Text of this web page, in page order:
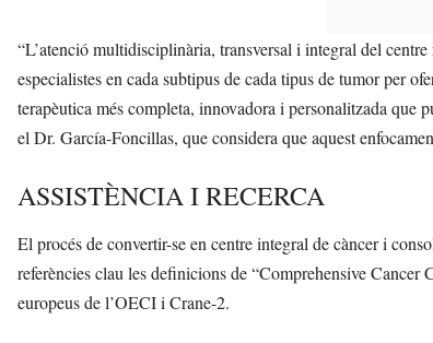
“L’atenció multidisciplinària, transversal i integral del
especialistes en cada subtipus de cada tipus de tumor per
terapèutica més completa, innovadora i personalitzada que
el Dr. García-Foncillas, que considera que aquest
ASSISTÈNCIA I RECERCA
El procés de convertir-se en centre integral de càncer i
referències clau les definicions de “Comprehensive
europeus de l’OECI i Crane-2.